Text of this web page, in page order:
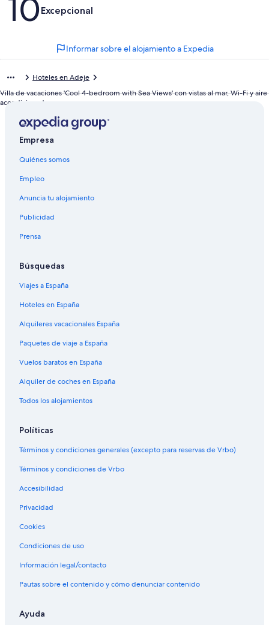
10Excepcional
Informar sobre el alojamiento a Expedia
Hoteles en Adeje
Villa de vacaciones 'Cool 4-bedroom with Sea Views' con vistas al mar, Wi-Fi y aire
acondicionado
Empresa
Quiénes somos
Empleo
Anuncia tu alojamiento
Publicidad
Prensa
Búsquedas
Viajes a España
Hoteles en España
Alquileres vacacionales España
Paquetes de viaje a España
Vuelos baratos en España
Alquiler de coches en España
Todos los alojamientos
Políticas
Términos y condiciones generales (excepto para reservas de Vrbo)
Términos y condiciones de Vrbo
Accesibilidad
Privacidad
Cookies
Condiciones de uso
Información legal/contacto
Pautas sobre el contenido y cómo denunciar contenido
Ayuda